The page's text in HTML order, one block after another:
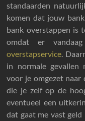
standaarden
komen dat jouw
bank overstappen is
omdat er
overstapservice.
in normale gevallen
voor je omgezet naar
die je zelf op de
eventueel een
dat gaat me vast geld